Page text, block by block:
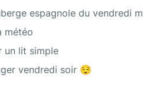
espagnole du vendredi
météo
un lit simple
vendredi soir 😌